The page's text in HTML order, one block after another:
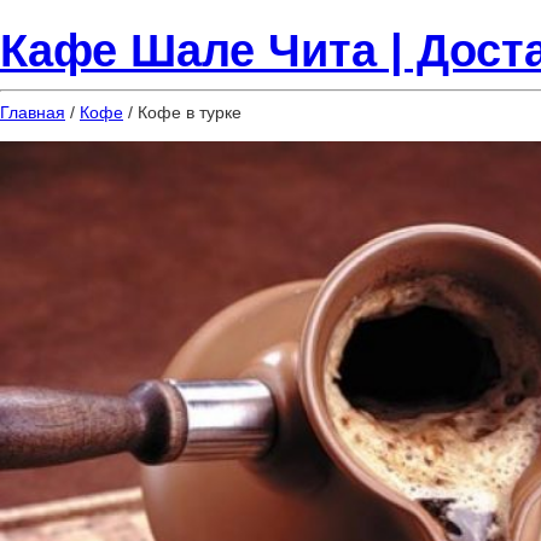
Кафе Шале Чита |
Главная / Кофе / Кофе в турке